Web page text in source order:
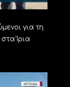
για τη
Ίρια